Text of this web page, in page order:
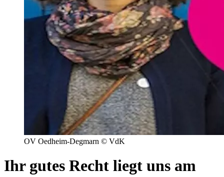
OV Oedheim-Degmarn © VdK
Ihr gutes Recht liegt uns am